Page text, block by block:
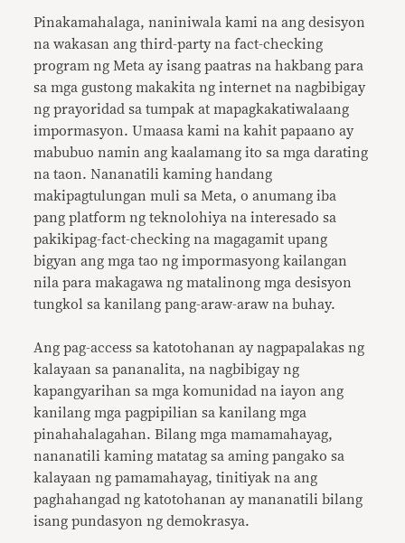
Pinakamahalaga, naniniwala kami na ang desisyon
na wakasan ang third-party na fact-checking
program ng Meta ay isang paatras na hakbang para
sa mga gustong makakita ng internet na nagbibigay
ng prayoridad sa tumpak at mapagkakatiwalaang
impormasyon. Umaasa kami na kahit papaano ay
mabubuo namin ang kaalamang ito sa mga darating
na taon. Nananatili kaming handang
makipagtulungan muli sa Meta, o anumang iba
pang platform ng teknolohiya na interesado sa
pakikipag-fact-checking na magagamit upang
bigyan ang mga tao ng impormasyong kailangan
nila para makagawa ng matalinong mga desisyon
tungkol sa kanilang pang-araw-araw na buhay.
Ang pag-access sa katotohanan ay nagpapalakas ng
kalayaan sa pananalita, na nagbibigay ng
kapangyarihan sa mga komunidad na iayon ang
kanilang mga pagpipilian sa kanilang mga
pinahahalagahan. Bilang mga mamamahayag,
nananatili kaming matatag sa aming pangako sa
kalayaan ng pamamahayag, tinitiyak na ang
paghahangad ng katotohanan ay mananatili bilang
isang pundasyon ng demokrasya.